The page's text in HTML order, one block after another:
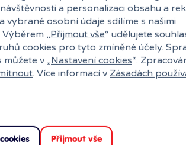
Překvapení
a personalizaci obsahu a
vybrané osobní údaje sdílíme s našimi
„Přijmout vše“ udělujete
cookies pro tyto zmíněné účely.
v „Nastavení cookies“.
. Více informací v Zásadách
Přijmout vše